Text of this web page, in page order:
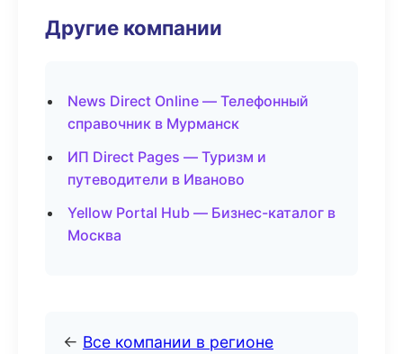
Другие компании
News Direct Online — Телефонный
справочник в Мурманск
ИП Direct Pages — Туризм и
путеводители в Иваново
Yellow Portal Hub — Бизнес-каталог в
Москва
← Все компании в регионе